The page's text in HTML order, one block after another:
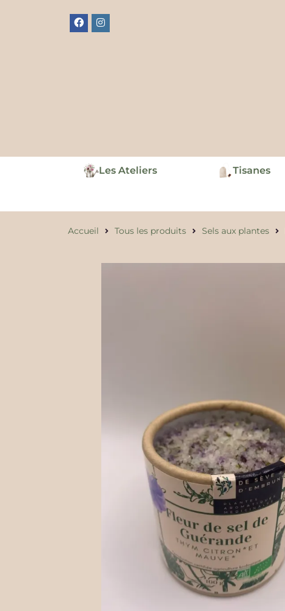
Les Ateliers Tisanes
Accueil Tous les produits Sels aux plantes